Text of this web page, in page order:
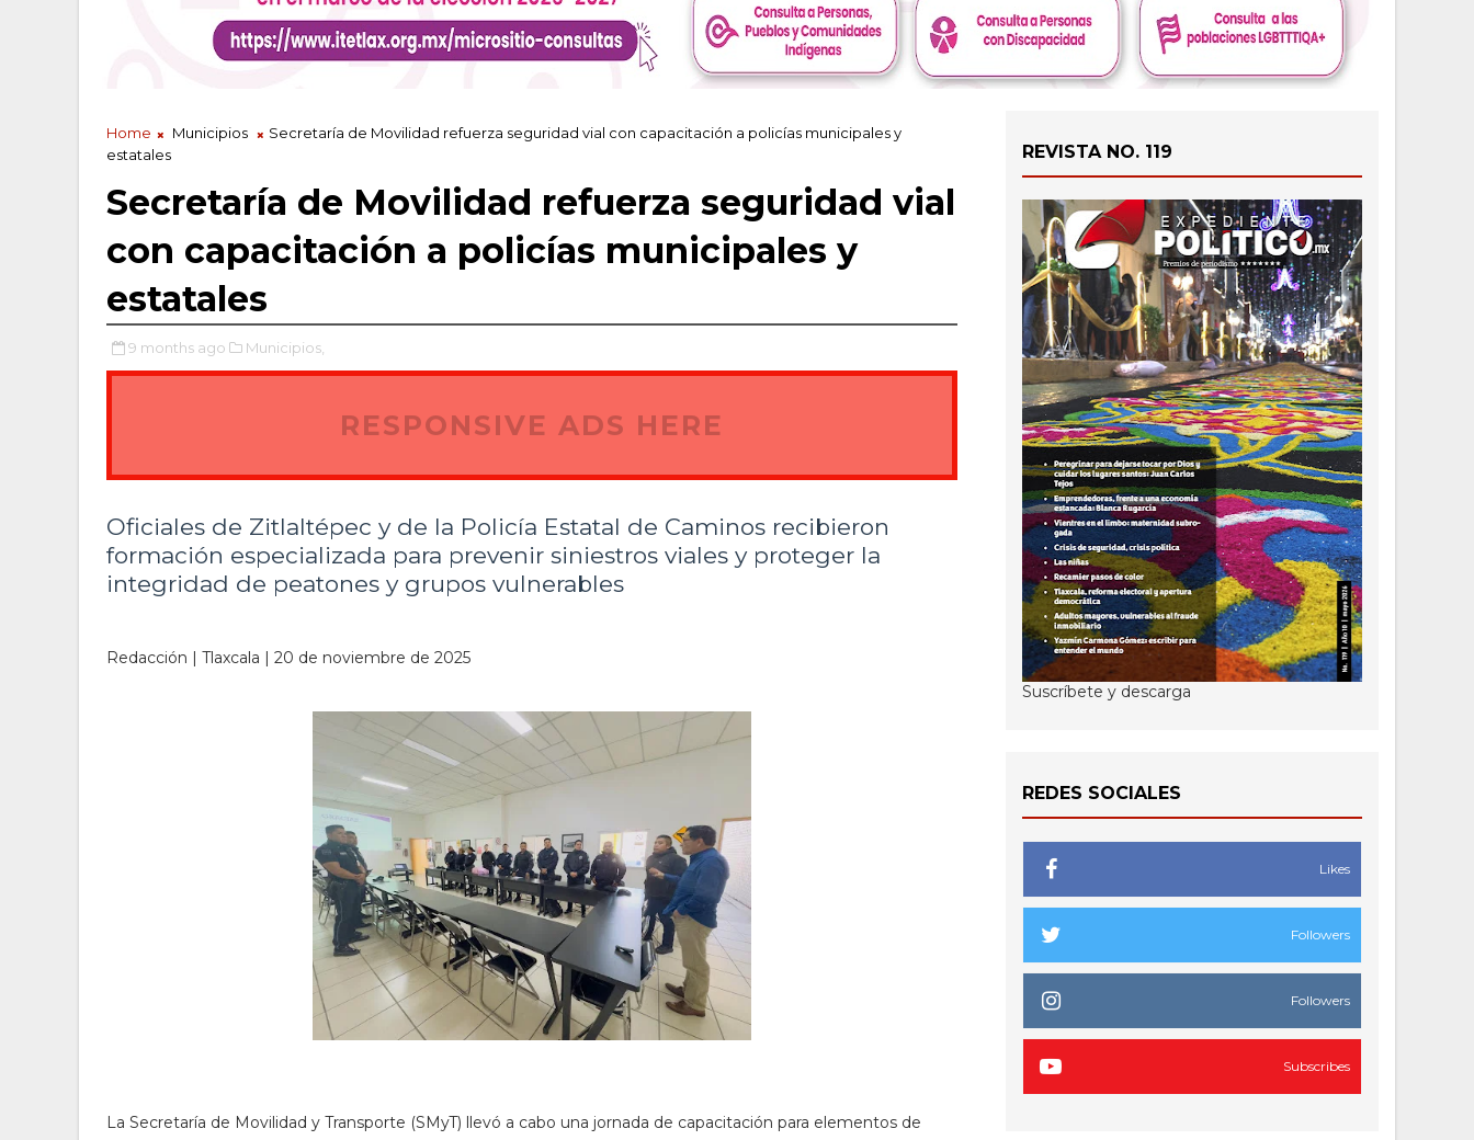
Home Municipios
Secretaría de Movilidad refuerza seguridad vial con capacitación a policías municipales y
estatales
Secretaría de Movilidad refuerza seguridad vial
con capacitación a policías municipales y
estatales
9 months ago Municipios,
RESPONSIVE ADS HERE
Oficiales de Zitlaltépec y de la Policía Estatal de Caminos recibieron
formación especializada para prevenir siniestros viales y proteger la
integridad de peatones y grupos vulnerables
Redacción | Tlaxcala | 20 de noviembre de 2025
La Secretaría de Movilidad y Transporte (SMyT) llevó a cabo una jornada de capacitación para elementos de
REVISTA NO. 119
Suscríbete y descarga
REDES SOCIALES
Likes
Followers
Followers
Subscribes